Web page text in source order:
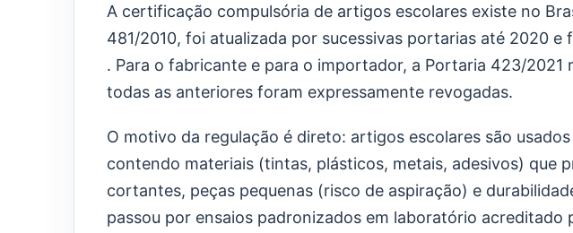
A certificação compulsória de artigos escolares existe no
481/2010, foi atualizada por sucessivas portarias até 2020
. Para o fabricante e para o importador, a Portaria 423/
todas as anteriores foram expressamente revogadas.
O motivo da regulação é direto: artigos escolares são
contendo materiais (tintas, plásticos, metais, adesivos) que
cortantes, peças pequenas (risco de aspiração) e
passou por ensaios padronizados em laboratório acreditado